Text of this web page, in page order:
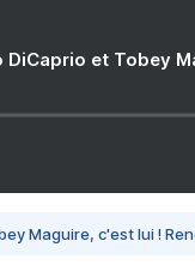
DiCaprio et Tobey
Maguire, c'est lui !